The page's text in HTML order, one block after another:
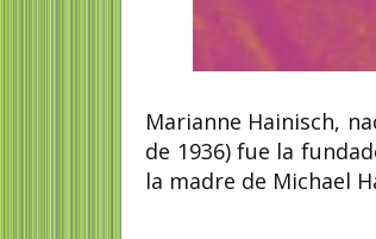
Marianne Hainisch,
de 1936) fue la
la madre de Michael